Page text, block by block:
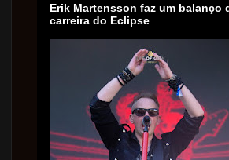
Erik Martensson faz um balanço
carreira do Eclipse